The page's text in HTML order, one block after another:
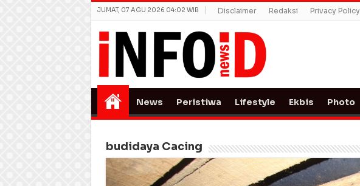
JUMAT, 07 AGU 2026 04:02 WIB Disclaimer Redaksi Privacy Policy
News Peristiwa Lifestyle Ekbis Photo
budidaya Cacing